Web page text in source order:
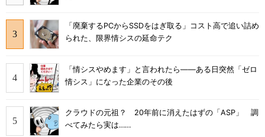
「廃棄するPCからSSDをはぎ取る」コスト高で追い詰め
られた、限界情シスの延命テク
「情シスやめます」と言われたら――ある日突然「ゼロ
情シス」になった企業のその後
クラウドの元祖？ 20年前に消えたはずの「ASP」 調
べてみたら実は……